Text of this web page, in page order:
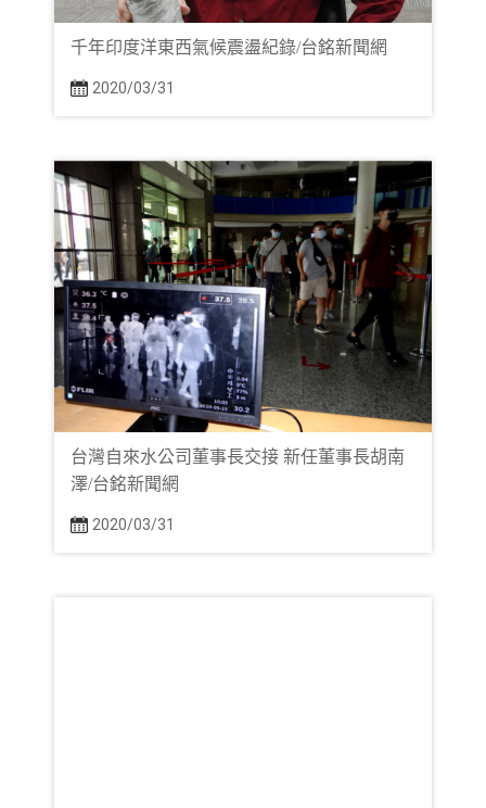
千年印度洋東西氣候震盪紀錄/台銘新聞網
2020/03/31
台灣自來水公司董事長交接 新任董事長胡南
澤/台銘新聞網
2020/03/31